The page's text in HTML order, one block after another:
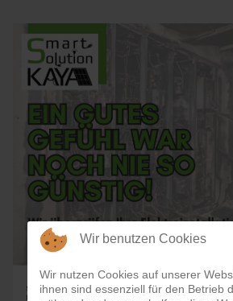
Wir benutzen Cookies
Wir nutzen Cookies auf unserer
ihnen sind essenziell für den Betrieb